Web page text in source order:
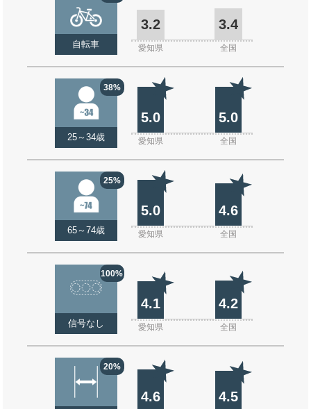
自転車
3.2 3.4
愛知県 全国
38%
25～34歳
5.0 5.0
愛知県 全国
25%
65～74歳
5.0 4.6
愛知県 全国
100%
信号なし
4.1 4.2
愛知県 全国
20%
4.6 4.5